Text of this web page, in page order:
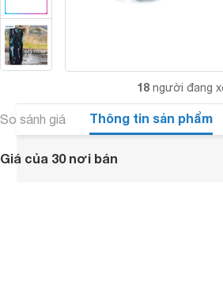
18 người đang
So sánh giá Thông tin sản phẩm
Giá của 30 nơi bán